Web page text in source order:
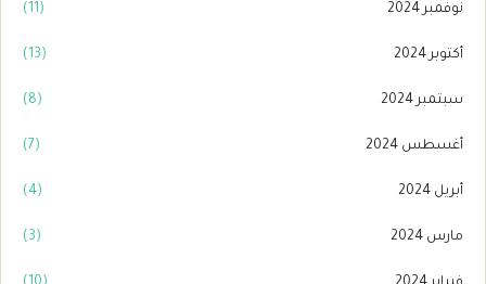
نوفمبر 2024 (11)
أكتوبر 2024 (13)
سبتمبر 2024 (8)
أغسطس 2024 (7)
أبريل 2024 (4)
مارس 2024 (3)